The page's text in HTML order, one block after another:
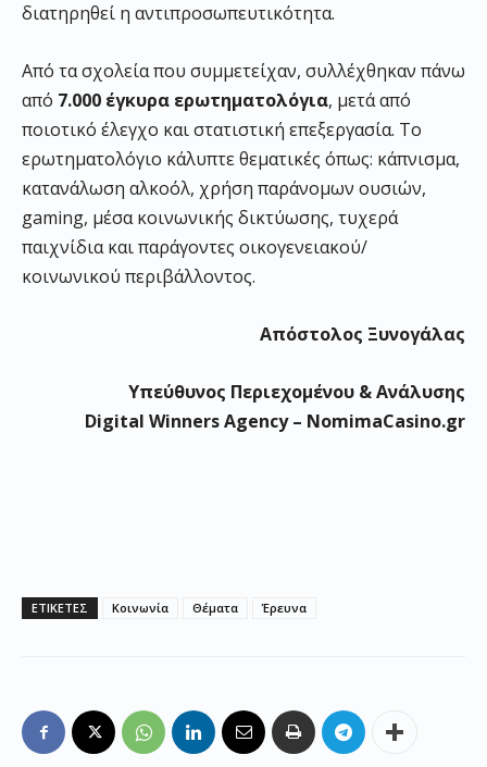
διατηρηθεί η αντιπροσωπευτικότητα.
Από τα σχολεία που συμμετείχαν, συλλέχθηκαν πάνω
από 7.000 έγκυρα ερωτηματολόγια, μετά από
ποιοτικό έλεγχο και στατιστική επεξεργασία. Το
ερωτηματολόγιο κάλυπτε θεματικές όπως: κάπνισμα,
κατανάλωση αλκοόλ, χρήση παράνομων ουσιών,
gaming, μέσα κοινωνικής δικτύωσης, τυχερά
παιχνίδια και παράγοντες οικογενειακού/
κοινωνικού περιβάλλοντος.
Απόστολος Ξυνογάλας
Υπεύθυνος Περιεχομένου & Ανάλυσης
Digital Winners Agency – NomimaCasino.gr
ΕΤΙΚΕΤΕΣ Κοινωνία Θέματα Έρευνα